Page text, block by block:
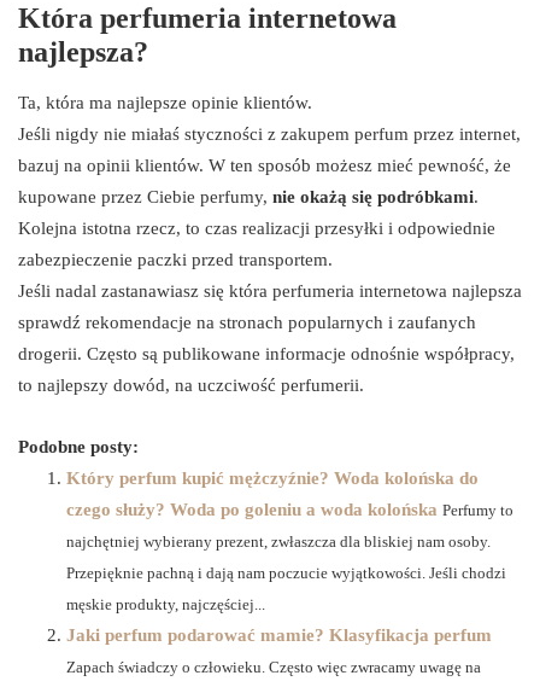
Która perfumeria internetowa
najlepsza?
Ta, która ma najlepsze opinie klientów.
Jeśli nigdy nie miałaś styczności z zakupem perfum przez internet,
bazuj na opinii klientów. W ten sposób możesz mieć pewność, że
kupowane przez Ciebie perfumy, nie okażą się podróbkami.
Kolejna istotna rzecz, to czas realizacji przesyłki i odpowiednie
zabezpieczenie paczki przed transportem.
Jeśli nadal zastanawiasz się która perfumeria internetowa najlepsza
sprawdź rekomendacje na stronach popularnych i zaufanych
drogerii. Często są publikowane informacje odnośnie współpracy,
to najlepszy dowód, na uczciwość perfumerii.
Podobne posty:
Który perfum kupić mężczyźnie? Woda kolońska do
czego służy? Woda po goleniu a woda kolońska Perfumy to
najchętniej wybierany prezent, zwłaszcza dla bliskiej nam osoby.
Przepięknie pachną i dają nam poczucie wyjątkowości. Jeśli chodzi
męskie produkty, najczęściej...
Jaki perfum podarować mamie? Klasyfikacja perfum
Zapach świadczy o człowieku. Często więc zwracamy uwagę na